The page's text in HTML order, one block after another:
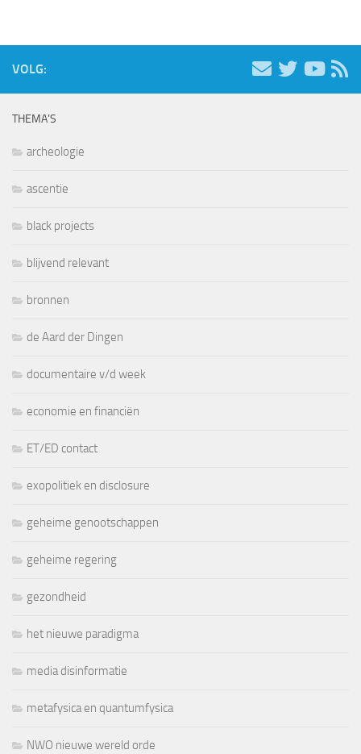
VOLG:
THEMA’S
archeologie
ascentie
black projects
blijvend relevant
bronnen
de Aard der Dingen
documentaire v/d week
economie en financiën
ET/ED contact
exopolitiek en disclosure
geheime genootschappen
geheime regering
gezondheid
het nieuwe paradigma
media disinformatie
metafysica en quantumfysica
NWO nieuwe wereld orde